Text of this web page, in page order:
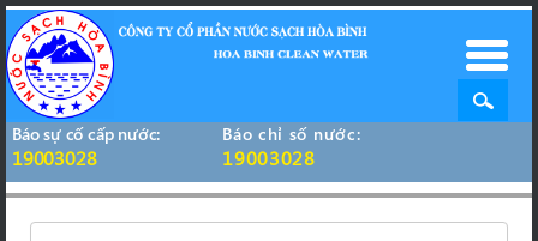
Báo sự cố cấp nước:
19003028
Báo chỉ số nước:
19003028